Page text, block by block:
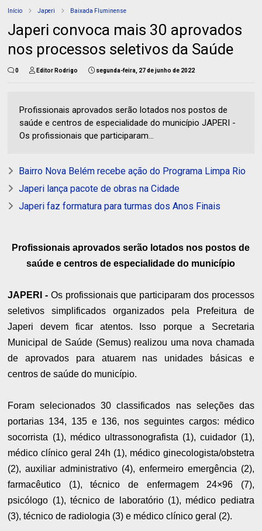
Início Japeri Baixada Fluminense
Japeri convoca mais 30 aprovados
nos processos seletivos da Saúde
0 Editor Rodrigo segunda-feira, 27 de junho de 2022
Profissionais aprovados serão lotados nos postos de
saúde e centros de especialidade do município JAPERI -
Os profissionais que participaram...
Bairro Nova Belém recebe ação do Programa Limpa Rio
Japeri lança pacote de obras na Cidade
Japeri faz formatura para turmas dos Anos Finais
Profissionais aprovados serão lotados nos postos de
saúde e centros de especialidade do município
JAPERI - Os profissionais que participaram dos processos
seletivos simplificados organizados pela Prefeitura de
Japeri devem ficar atentos. Isso porque a Secretaria
Municipal de Saúde (Semus) realizou uma nova chamada
de aprovados para atuarem nas unidades básicas e
centros de saúde do município.
Foram selecionados 30 classificados nas seleções das
portarias 134, 135 e 136, nos seguintes cargos: médico
socorrista (1), médico ultrassonografista (1), cuidador (1),
médico clínico geral 24h (1), médico ginecologista/obstetra
(2), auxiliar administrativo (4), enfermeiro emergência (2),
farmacêutico (1), técnico de enfermagem 24×96 (7),
psicólogo (1), técnico de laboratório (1), médico pediatra
(3), técnico de radiologia (3) e médico clínico geral (2).